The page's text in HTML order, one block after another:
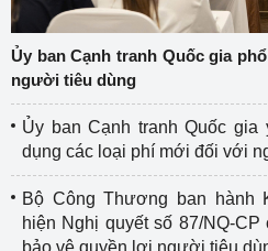
Ủy ban Cạnh tranh Quốc gia
người tiêu dùng
Ủy ban Cạnh tranh Quốc gia
dụng các loại phí mới đối với
Bộ Công Thương ban hành
hiện Nghị quyết số 87/NQ-
bảo vệ quyền lợi người tiêu